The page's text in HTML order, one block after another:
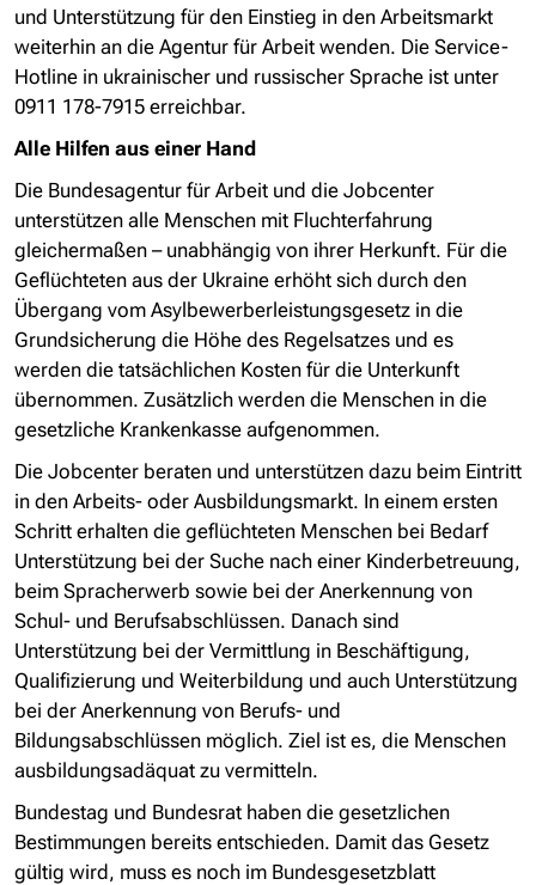
und Unterstützung für den Einstieg in den Arbeitsmarkt
weiterhin an die Agentur für Arbeit wenden. Die Service-
Hotline in ukrainischer und russischer Sprache ist unter
0911 178-7915 erreichbar.
Alle Hilfen aus einer Hand
Die Bundesagentur für Arbeit und die Jobcenter
unterstützen alle Menschen mit Fluchterfahrung
gleichermaßen – unabhängig von ihrer Herkunft. Für die
Geflüchteten aus der Ukraine erhöht sich durch den
Übergang vom Asylbewerberleistungsgesetz in die
Grundsicherung die Höhe des Regelsatzes und es
werden die tatsächlichen Kosten für die Unterkunft
übernommen. Zusätzlich werden die Menschen in die
gesetzliche Krankenkasse aufgenommen.
Die Jobcenter beraten und unterstützen dazu beim Eintritt
in den Arbeits- oder Ausbildungsmarkt. In einem ersten
Schritt erhalten die geflüchteten Menschen bei Bedarf
Unterstützung bei der Suche nach einer Kinderbetreuung,
beim Spracherwerb sowie bei der Anerkennung von
Schul- und Berufsabschlüssen. Danach sind
Unterstützung bei der Vermittlung in Beschäftigung,
Qualifizierung und Weiterbildung und auch Unterstützung
bei der Anerkennung von Berufs- und
Bildungsabschlüssen möglich. Ziel ist es, die Menschen
ausbildungsadäquat zu vermitteln.
Bundestag und Bundesrat haben die gesetzlichen
Bestimmungen bereits entschieden. Damit das Gesetz
gültig wird, muss es noch im Bundesgesetzblatt